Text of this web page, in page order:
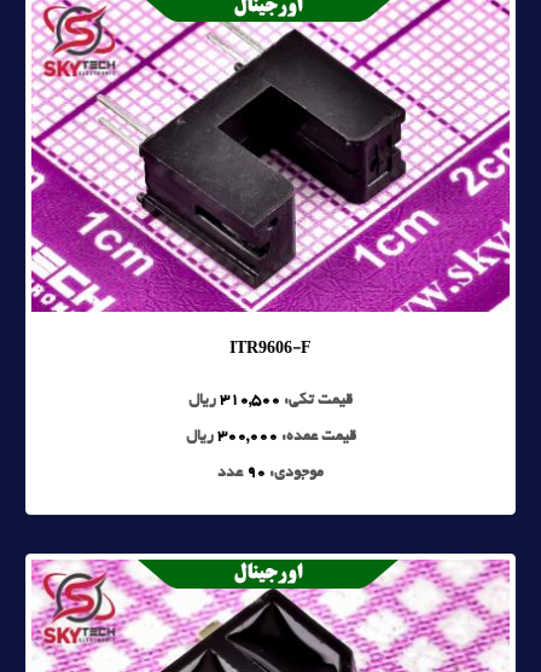
ITR9606-F
قیمت تکی: 310,500 ریال
قیمت عمده: 300,000 ریال
موجودی: 90 عدد